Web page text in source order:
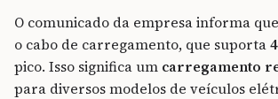
O comunicado da empresa informa
o cabo de carregamento, que suporta
pico. Isso significa um carregamento
para diversos modelos de veículos